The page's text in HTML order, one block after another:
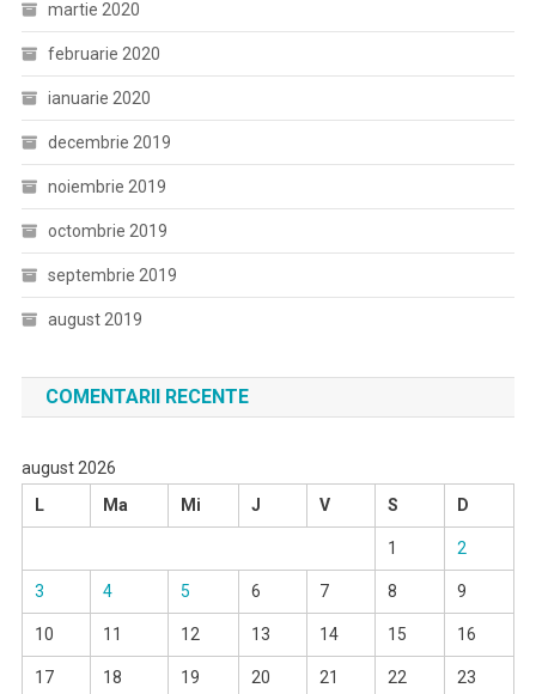
martie 2020
februarie 2020
ianuarie 2020
decembrie 2019
noiembrie 2019
octombrie 2019
septembrie 2019
august 2019
COMENTARII RECENTE
august 2026
L
Ma Mi J V S D
1 2
3 4 5 6 7 8 9
10 11 12 13 14 15 16
17 18 19 20 21 22 23